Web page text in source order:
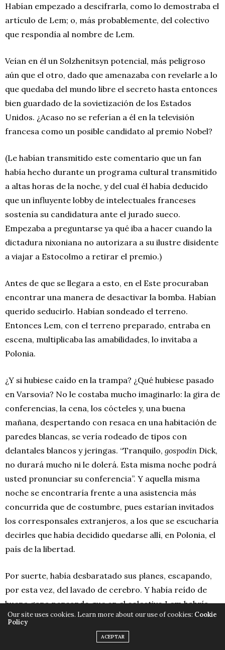
Habían empezado a descifrarla, como lo demostraba el
artículo de Lem; o, más probablemente, del colectivo
que respondía al nombre de Lem.
Veían en él un Solzhenitsyn potencial, más peligroso
aún que el otro, dado que amenazaba con revelarle a lo
que quedaba del mundo libre el secreto hasta entonces
bien guardado de la sovietización de los Estados
Unidos. ¿Acaso no se referían a él en la televisión
francesa como un posible candidato al premio Nobel?
(Le habían transmitido este comentario que un fan
había hecho durante un programa cultural transmitido
a altas horas de la noche, y del cual él había deducido
que un influyente lobby de intelectuales franceses
sostenía su candidatura ante el jurado sueco.
Empezaba a preguntarse ya qué iba a hacer cuando la
dictadura nixoniana no autorizara a su ilustre disidente
a viajar a Estocolmo a retirar el premio.)
Antes de que se llegara a esto, en el Este procuraban
encontrar una manera de desactivar la bomba. Habían
querido seducirlo. Habían sondeado el terreno.
Entonces Lem, con el terreno preparado, entraba en
escena, multiplicaba las amabilidades, lo invitaba a
Polonia.
¿Y si hubiese caído en la trampa? ¿Qué hubiese pasado
en Varsovia? No le costaba mucho imaginarlo: la gira de
conferencias, la cena, los cócteles y, una buena
mañana, despertando con resaca en una habitación de
paredes blancas, se vería rodeado de tipos con
delantales blancos y jeringas. “Tranquilo, gospodin Dick,
no durará mucho ni le dolerá. Esta misma noche podrá
usted pronunciar su conferencia”. Y aquella misma
noche se encontraría frente a una asistencia más
concurrida que de costumbre, pues estarían invitados
los corresponsales extranjeros, a los que se escucharía
decirles que había decidido quedarse allí, en Polonia, el
país de la libertad.
Por suerte, había desbaratado sus planes, escapando,
por esta vez, del lavado de cerebro. Y había reído de
buena gana pensando que en el colectivo Lem habría
rodado alguna cabeza.
Pero ahora se acordaba de una frase que había leído o
Our site uses cookies. Learn more about our use of cookies: Cookie
Policy
ACEPTAR